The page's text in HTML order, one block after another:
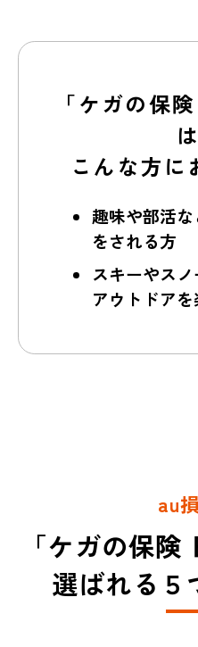
「ケガの保
こんな方に
趣味や部活
をされる方
スキーやスノ
アウトドア
au
「ケガの保
選ばれる５